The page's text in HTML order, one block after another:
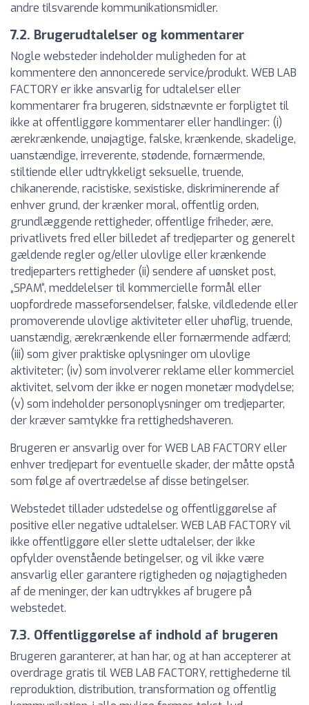
andre tilsvarende kommunikationsmidler.
7.2. Brugerudtalelser og kommentarer
Nogle websteder indeholder muligheden for at
kommentere den annoncerede service/produkt. WEB LAB
FACTORY er ikke ansvarlig for udtalelser eller
kommentarer fra brugeren, sidstnævnte er forpligtet til
ikke at offentliggøre kommentarer eller handlinger: (i)
ærekrænkende, unøjagtige, falske, krænkende, skadelige,
uanstændige, irreverente, stødende, fornærmende,
stiltiende eller udtrykkeligt seksuelle, truende,
chikanerende, racistiske, sexistiske, diskriminerende af
enhver grund, der krænker moral, offentlig orden,
grundlæggende rettigheder, offentlige friheder, ære,
privatlivets fred eller billedet af tredjeparter og generelt
gældende regler og/eller ulovlige eller krænkende
tredjeparters rettigheder (ii) sendere af uønsket post,
„SPAM“, meddelelser til kommercielle formål eller
uopfordrede masseforsendelser, falske, vildledende eller
promoverende ulovlige aktiviteter eller uhøflig, truende,
uanstændig, ærekrænkende eller fornærmende adfærd;
(iii) som giver praktiske oplysninger om ulovlige
aktiviteter; (iv) som involverer reklame eller kommerciel
aktivitet, selvom der ikke er nogen monetær modydelse;
(v) som indeholder personoplysninger om tredjeparter,
der kræver samtykke fra rettighedshaveren.
Brugeren er ansvarlig over for WEB LAB FACTORY eller
enhver tredjepart for eventuelle skader, der måtte opstå
som følge af overtrædelse af disse betingelser.
Webstedet tillader udstedelse og offentliggørelse af
positive eller negative udtalelser. WEB LAB FACTORY vil
ikke offentliggøre eller slette udtalelser, der ikke
opfylder ovenstående betingelser, og vil ikke være
ansvarlig eller garantere rigtigheden og nøjagtigheden
af de meninger, der kan udtrykkes af brugere på
webstedet.
7.3. Offentliggørelse af indhold af brugeren
Brugeren garanterer, at han har, og at han accepterer at
overdrage gratis til WEB LAB FACTORY, rettighederne til
reproduktion, distribution, transformation og offentlig